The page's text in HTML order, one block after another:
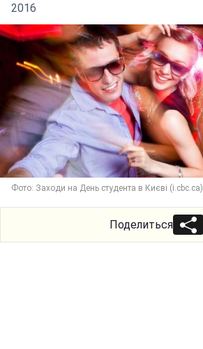
2016
Фото: Заходи на День студента в Києві (i.cbc.ca)
Поделиться